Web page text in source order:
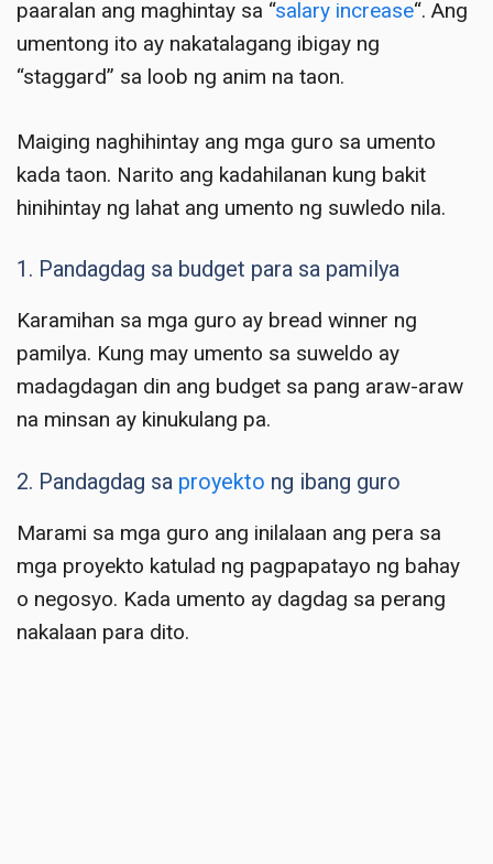
paaralan ang maghintay sa “salary increase“. Ang
umentong ito ay nakatalagang ibigay ng
“staggard” sa loob ng anim na taon.
Maiging naghihintay ang mga guro sa umento
kada taon. Narito ang kadahilanan kung bakit
hinihintay ng lahat ang umento ng suwledo nila.
1. Pandagdag sa budget para sa pamilya
Karamihan sa mga guro ay bread winner ng
pamilya. Kung may umento sa suweldo ay
madagdagan din ang budget sa pang araw-araw
na minsan ay kinukulang pa.
2. Pandagdag sa proyekto ng ibang guro
Marami sa mga guro ang inilalaan ang pera sa
mga proyekto katulad ng pagpapatayo ng bahay
o negosyo. Kada umento ay dagdag sa perang
nakalaan para dito.